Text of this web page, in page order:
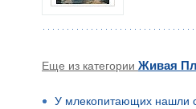
Еще из категории Живая
У млекопитающих нашли